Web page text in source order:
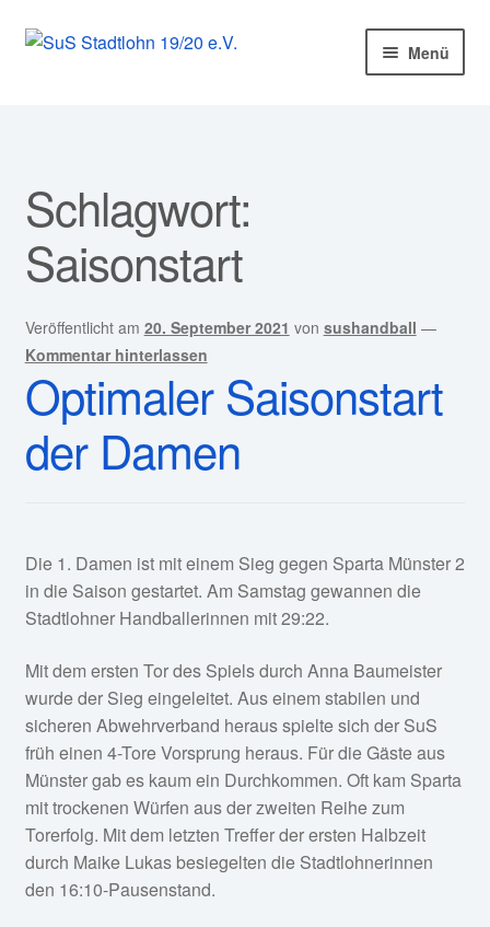
Zur
Zum
Menü
Unser Verein
Abteilungen
Kurse
Sponsoren
Service
Schlagwort:
Saisonstart
Veröffentlicht am 20. September 2021 von sushandball —
Kommentar hinterlassen
Optimaler Saisonstart
der Damen
Die 1. Damen ist mit einem Sieg gegen Sparta Münster 2
in die Saison gestartet. Am Samstag gewannen die
Stadtlohner Handballerinnen mit 29:22.
Mit dem ersten Tor des Spiels durch Anna Baumeister
wurde der Sieg eingeleitet. Aus einem stabilen und
sicheren Abwehrverband heraus spielte sich der SuS
früh einen 4-Tore Vorsprung heraus. Für die Gäste aus
Münster gab es kaum ein Durchkommen. Oft kam Sparta
mit trockenen Würfen aus der zweiten Reihe zum
Torerfolg. Mit dem letzten Treffer der ersten Halbzeit
durch Maike Lukas besiegelten die Stadtlohnerinnen
den 16:10-Pausenstand.